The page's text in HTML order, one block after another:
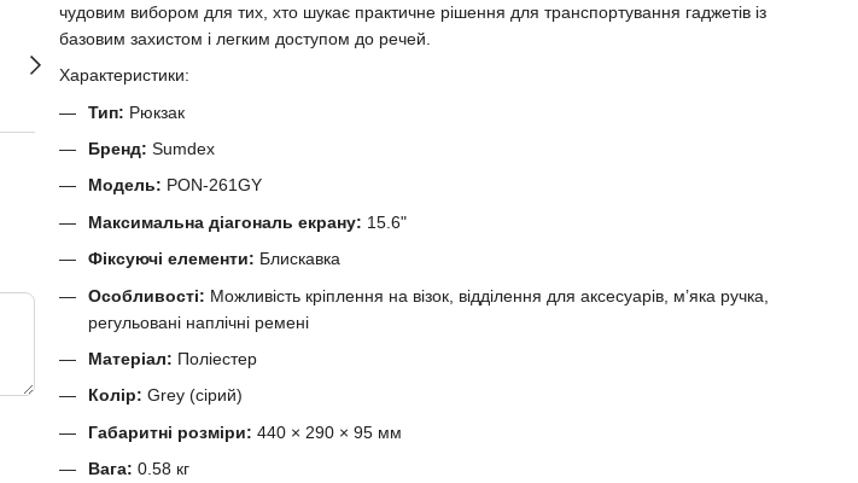
чудовим вибором для тих, хто шукає практичне рішення для транспортування гаджетів із
базовим захистом і легким доступом до речей.
Характеристики:
Тип: Рюкзак
Бренд: Sumdex
Модель: PON-261GY
Максимальна діагональ екрану: 15.6"
Фіксуючі елементи: Блискавка
Особливості: Можливість кріплення на візок, відділення для аксесуарів, м’яка ручка,
регульовані наплічні ремені
Матеріал: Поліестер
Колір: Grey (сірий)
Габаритні розміри: 440 × 290 × 95 мм
Вага: 0.58 кг